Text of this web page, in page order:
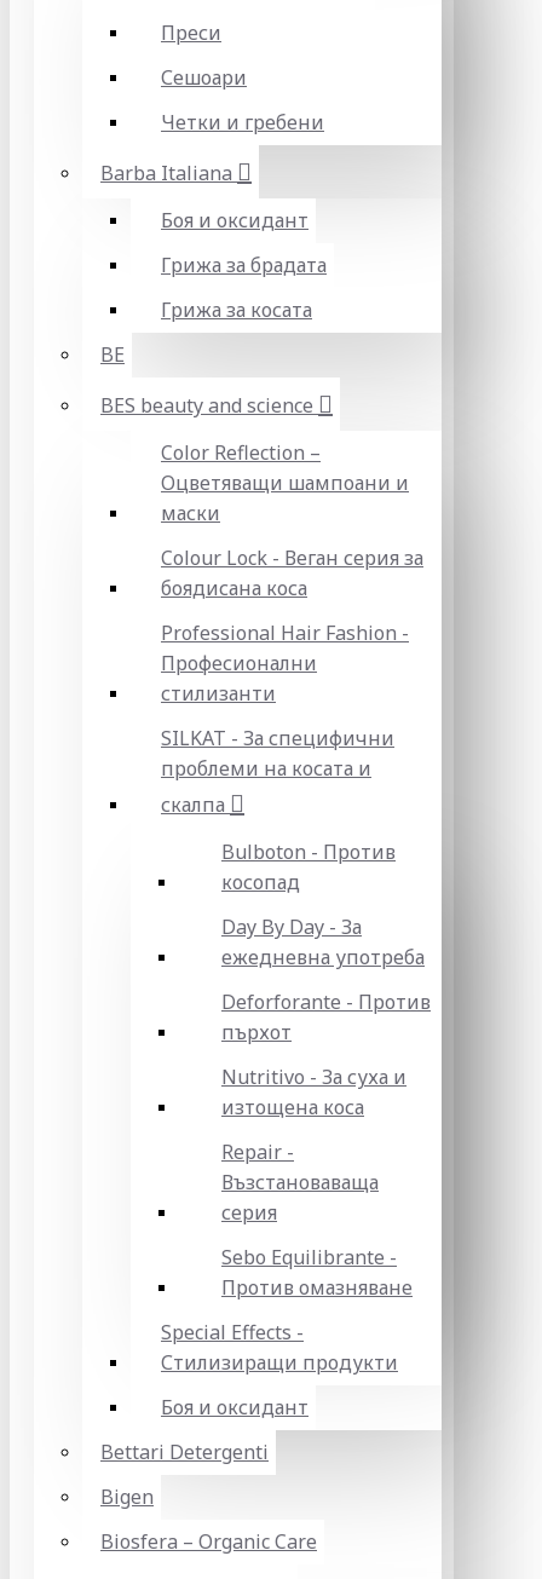
Преси
Сешоари
Четки и гребени
Barba Italiana
Боя и оксидант
Грижа за брадата
Грижа за косата
BE
BES beauty and science
Color Reflection –
Оцветяващи шампоани и
маски
Colour Lock - Веган серия за
боядисана коса
Professional Hair Fashion -
Професионални
стилизанти
SILKAT - За специфични
проблеми на косата и
скалпа
Bulboton - Против
косопад
Day By Day - За
ежедневна употреба
Deforforante - Против
пърхот
Nutritivo - За суха и
изтощена коса
Repair -
Възстановаваща
серия
Sebo Equilibrante -
Против омазняване
Special Effects -
Стилизиращи продукти
Боя и оксидант
Bettari Detergenti
Bigen
Biosfera – Organic Care